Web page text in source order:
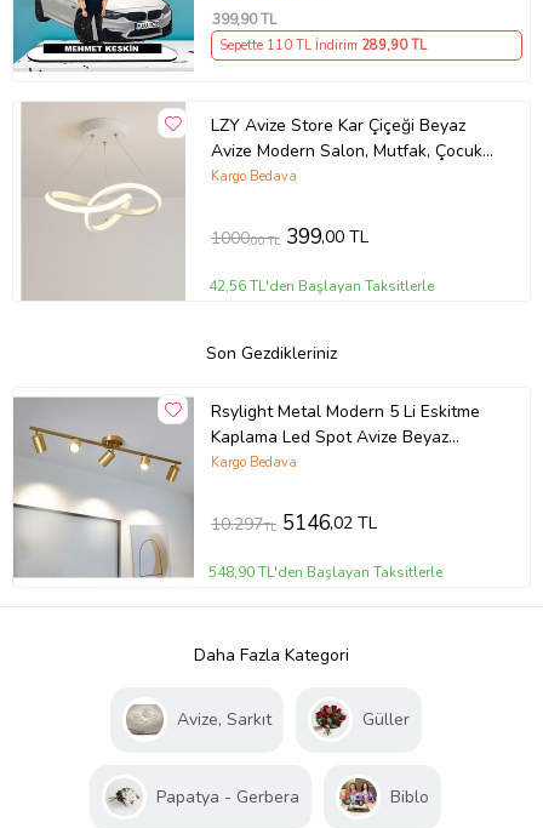
399,90 TL
Sepette 110 TL İndirim 289,90 TL
LZY Avize Store Kar Çiçeği Beyaz
Avize Modern Salon, Mutfak, Çocuk
Odası ve Antre Aydınlatma (Siyah)
Kargo Bedava
1000,00 TL 399,00 TL
42,56 TL'den Başlayan Taksitlerle
Son Gezdikleriniz
Rsylight Metal Modern 5 Li Eskitme
Kaplama Led Spot Avize Beyaz
Ampullü
Kargo Bedava
10.297TL 5146,02 TL
548,90 TL'den Başlayan Taksitlerle
Daha Fazla Kategori
Avize, Sarkıt Güller
Papatya - Gerbera Biblo